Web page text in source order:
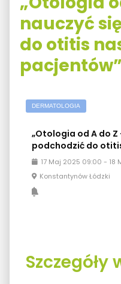
nauczyć
do otitis
pacjentów”
DERMATOLOGIA
„Otologia od A do
podchodzić do
17 Maj 2025 09:00 - 18
Konstantynów Łódzki
Szczegóły